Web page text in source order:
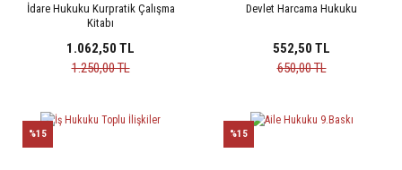
İdare Hukuku Kurpratik Çalışma
Kitabı
1.062,50 TL
1.250,00 TL
Devlet Harcama Hukuku
552,50 TL
650,00 TL
%15 %15